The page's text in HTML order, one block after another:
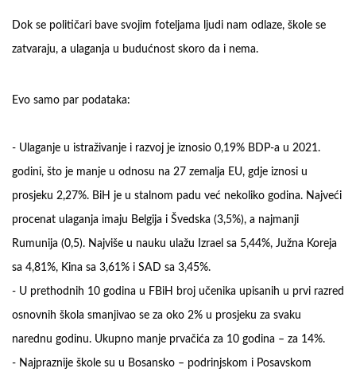
Dok se političari bave svojim foteljama ljudi nam odlaze, škole se
zatvaraju, a ulaganja u budućnost skoro da i nema.
Evo samo par podataka:
- Ulaganje u istraživanje i razvoj je iznosio 0,19% BDP-a u 2021.
godini, što je manje u odnosu na 27 zemalja EU, gdje iznosi u
prosjeku 2,27%. BiH je u stalnom padu već nekoliko godina. Najveći
procenat ulaganja imaju Belgija i Švedska (3,5%), a najmanji
Rumunija (0,5). Najviše u nauku ulažu Izrael sa 5,44%, Južna Koreja
sa 4,81%, Kina sa 3,61% i SAD sa 3,45%.
- U prethodnih 10 godina u FBiH broj učenika upisanih u prvi razred
osnovnih škola smanjivao se za oko 2% u prosjeku za svaku
narednu godinu. Ukupno manje prvačića za 10 godina – za 14%.
- Najpraznije škole su u Bosansko – podrinjskom i Posavskom